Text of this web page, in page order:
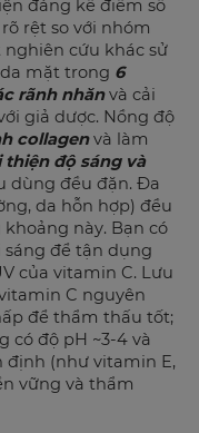
đáng kể điểm số
rệt so với nhóm
cứu khác sử
mặt trong 6
rãnh nhănvà cải
giả dược. Nồng độ
collagenvà làm
thiện độ sáng và
dùng đều đặn. Đa
da hỗn hợp) đều
này. Bạn có
để tận dụng
của vitamin C. Lưu
C nguyên
để thẩm thấu tốt;
có độ pH ~3-4 và
định (như vitamin E,
vững và thẩm